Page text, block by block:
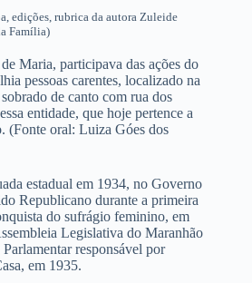
edições, rubrica da autora Zuleide
Família)
Maria, participava das ações do
pessoas carentes, localizado na
de canto com rua dos
entidade, que hoje pertence a
(Fonte oral: Luiza Góes dos
estadual em 1934, no Governo
Republicano durante a primeira
do sufrágio feminino, em
Legislativa do Maranhão
responsável por
em 1935.